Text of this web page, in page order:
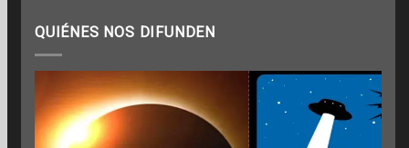
QUIÉNES NOS DIFUNDEN